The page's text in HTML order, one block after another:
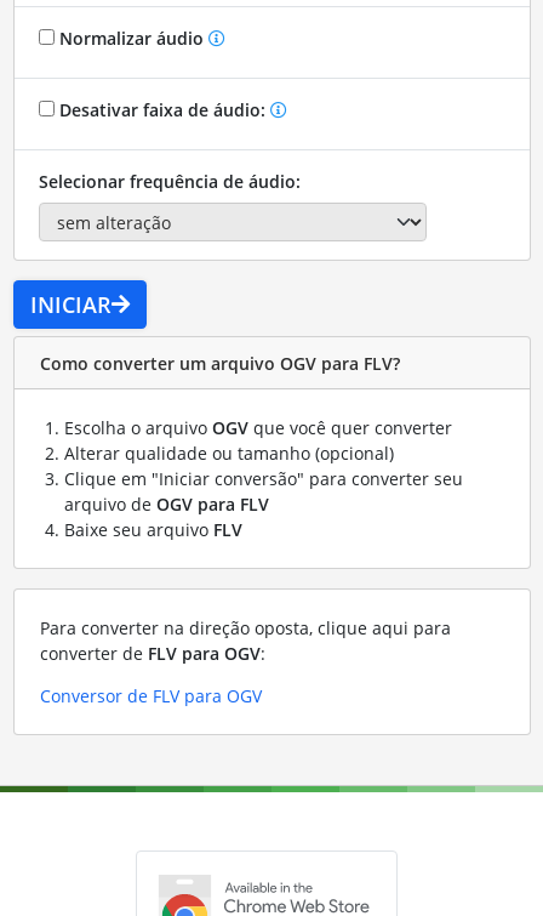
Normalizar áudio
Desativar faixa de áudio:
Selecionar frequência de áudio:
INICIAR
Como converter um arquivo OGV para FLV?
Escolha o arquivo OGVque você quer converter
Alterar qualidade ou tamanho (opcional)
Clique em "Iniciar conversão" para converter seu
arquivo de OGV para FLV
Baixe seu arquivo FLV
Para converter na direção oposta, clique aqui para
converter de FLV para OGV:
Conversor de FLV para OGV